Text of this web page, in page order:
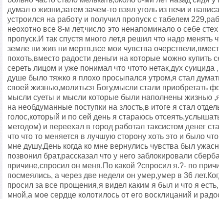
думал о жизни,затем зачем-то взял уголь из печи и
устроился на работу и получил пропуск с табелем
неохотно все 8-м лет,число это ненапоминало о себе
пропуск.И так спустя много лет,я решил что надо менять
земле ни жив ни мертв,все мои чувства
похоть,вместо радости деньги на которые можно купить
сереть лицом и уже понимал что чтото нетак,дух
душе было тяжко я плохо просыпался утром,я стал
своей жизнью,молиться Богу,мысли стали приобретать
мысли суеты и мысли которые были наполнены жизнью
на необдуманные поступки на злость,в итоге я стал
голос,который и по сей день я стараюсь
методом) и переехал в город работал таксистом денег
что что то меняется в лучшую сторону хоть это и было
мне душу.День когда ко мне вернулись чувства был
позвонил брат,рассказал что у него заблокировали
причине,спросил он меня.По какой ?спросил я.?- по
посмеялись, а через две недели он умер,умер в 36
просил за все прощения,я видел каким я был и что я
мной,а мое сердце колотилось от его восклицаний и